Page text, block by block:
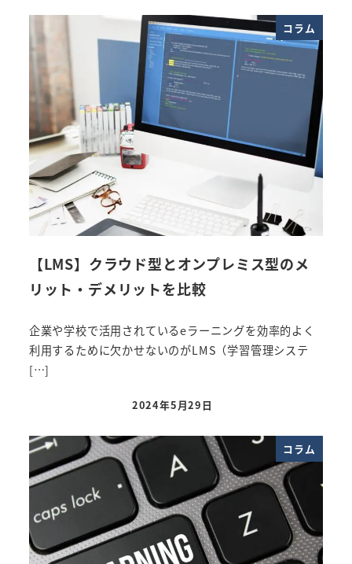
コラム
【LMS】クラウド型とオンプレミス型のメ
リット・デメリットを比較
企業や学校で活用されているeラーニングを効率的よく
利用するために欠かせないのがLMS（学習管理システ
[…]
投稿日
2024年5月29日
コラム